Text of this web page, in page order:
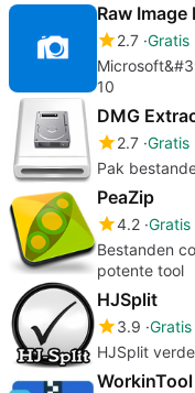
Raw
2.7 Gratis
10
DMG
2.7 Gratis
Pak
PeaZip
4.2 Gratis
Bestanden
potente tool
HJSplit
3.9 Gratis
HJSplit